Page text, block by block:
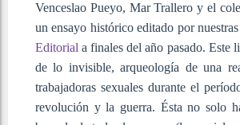
Venceslao Pueyo, Mar Trallero y el
un ensayo histórico editado por
Editorial a finales del año pasado. Este
de lo invisible, arqueología de una
trabajadoras sexuales durante el
revolución y la guerra. Ésta no solo